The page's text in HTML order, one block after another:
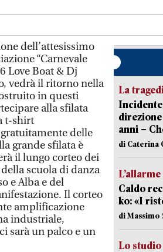
dell’attesissimo
“Carnevale
Love Boat & Dj
vedrà il ritorno nella
in questi
alla sfilata
t-shirt
delle
grande sfilata è
il lungo corteo dei
scuola di danza
e Alba e del
Il corteo
amplificazione
industriale,
sarà un palco e un
La
Incidente
direzione
anni –
di Caterina
L’allarme
Caldo
ko: «I
di Massimo
Lo studio